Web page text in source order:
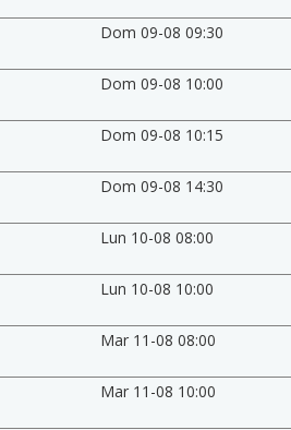
Dom 09-08 09:30
Dom 09-08 10:00
Dom 09-08 10:15
Dom 09-08 14:30
Lun 10-08 08:00
Lun 10-08 10:00
Mar 11-08 08:00
Mar 11-08 10:00